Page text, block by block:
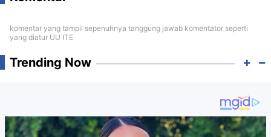
komentar yang tampil sepenuhnya tanggung jawab komentator seperti
yang diatur UU ITE
Trending Now